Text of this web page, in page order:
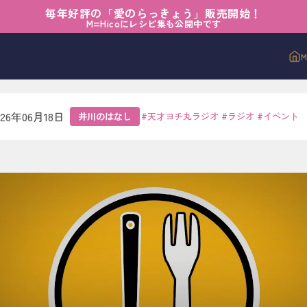
毎年好評の「愛のらっきょう」販売開始！
M=Hicoにレシピ集も公開中です
Meet & Eat
年06月18日 井川のはなし #天才ヨチ丸ラジオ #ラジオ #イベント